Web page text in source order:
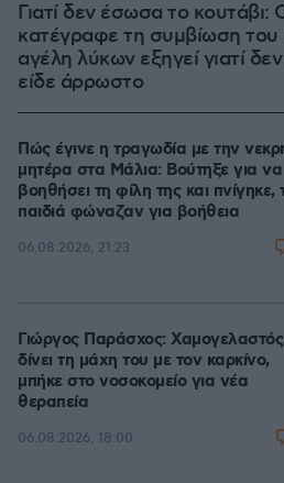
Γιατί δεν έσωσα το
κατέγραφε τη συμβίωση του
αγέλη λύκων εξηγεί γιατί
είδε άρρωστο
Πώς έγινε η τραγωδία με την
μητέρα στα Μάλια: Βούτηξε για να
βοηθήσει τη φίλη της και πνίγηκε,
παιδιά φώναζαν για βοήθεια
06.08.2026, 21:23
Γιώργος Παράσχος:
δίνει τη μάχη του με τον καρκίνο,
μπήκε στο νοσοκομείο για νέα
θεραπεία
06.08.2026, 18:00